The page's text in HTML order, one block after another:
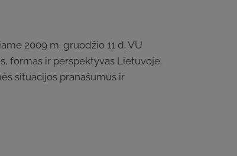
2009 m. gruodžio 11 d. VU
formas ir perspektyvas Lietuvoje.
situacijos pranašumus ir